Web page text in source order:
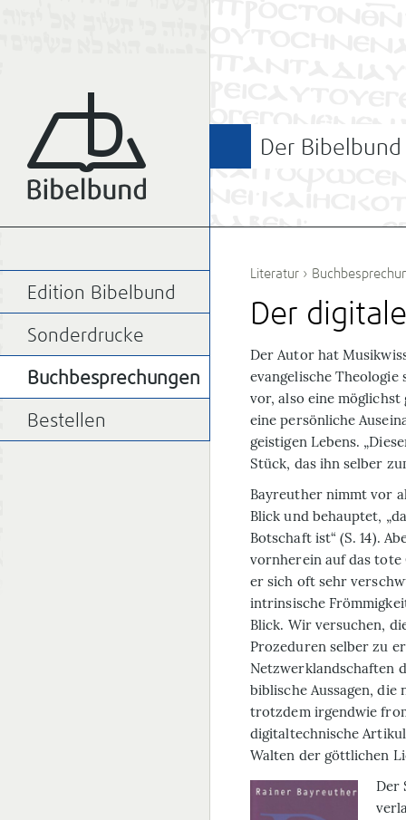
Der Bibelbund
Literatur ›
Der
Der Autor hat
evangelische
vor, also eine
eine persönliche
geistigen Lebens.
Stück, das ihn selber
Bayreuther nimmt vor
Blick und behauptet,
Botschaft ist“ (S. 14).
vornherein auf das
er sich oft sehr
intrinsische
Blick. Wir versuchen,
Prozeduren selber zu
Netzwerklandschaften
biblische Aussagen, die
trotzdem irgendwie
digitaltechnische
Walten der göttlichen
Der
Edition Bibelbund
Sonderdrucke
Buchbesprechungen
Bestellen